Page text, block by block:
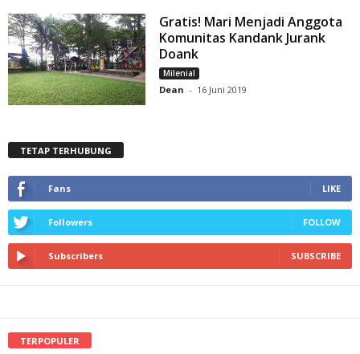
Gratis! Mari Menjadi Anggota
Komunitas Kandank Jurank
Doank
Milenial
Dean - 16 Juni 2019
TETAP TERHUBUNG
Fans LIKE
Followers FOLLOW
Subscribers SUBSCRIBE
TERPOPULER